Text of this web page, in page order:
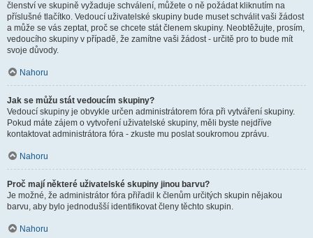
členství ve skupině vyžaduje schválení, můžete o ně požádat kliknutím na
příslušné tlačítko. Vedoucí uživatelské skupiny bude muset schválit vaši žádost
a může se vás zeptat, proč se chcete stát členem skupiny. Neobtěžujte, prosím,
vedoucího skupiny v případě, že zamítne vaši žádost - určitě pro to bude mít
svoje důvody.
Nahoru
Jak se můžu stát vedoucím skupiny?
Vedoucí skupiny je obvykle určen administrátorem fóra při vytváření skupiny.
Pokud máte zájem o vytvoření uživatelské skupiny, měli byste nejdříve
kontaktovat administrátora fóra - zkuste mu poslat soukromou zprávu.
Nahoru
Proč mají některé uživatelské skupiny jinou barvu?
Je možné, že administrátor fóra přiřadil k členům určitých skupin nějakou
barvu, aby bylo jednodušší identifikovat členy těchto skupin.
Nahoru